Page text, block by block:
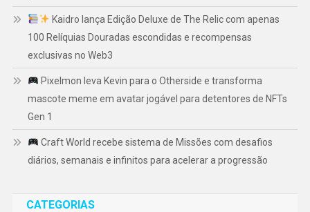
Kaidro lança Edição Deluxe de The Relic com apenas
100 Relíquias Douradas escondidas e recompensas
exclusivas no Web3
Pixelmon leva Kevin para o Otherside e transforma
mascote meme em avatar jogável para detentores de NFTs
Gen 1
Craft World recebe sistema de Missões com desafios
diários, semanais e infinitos para acelerar a progressão
CATEGORIAS